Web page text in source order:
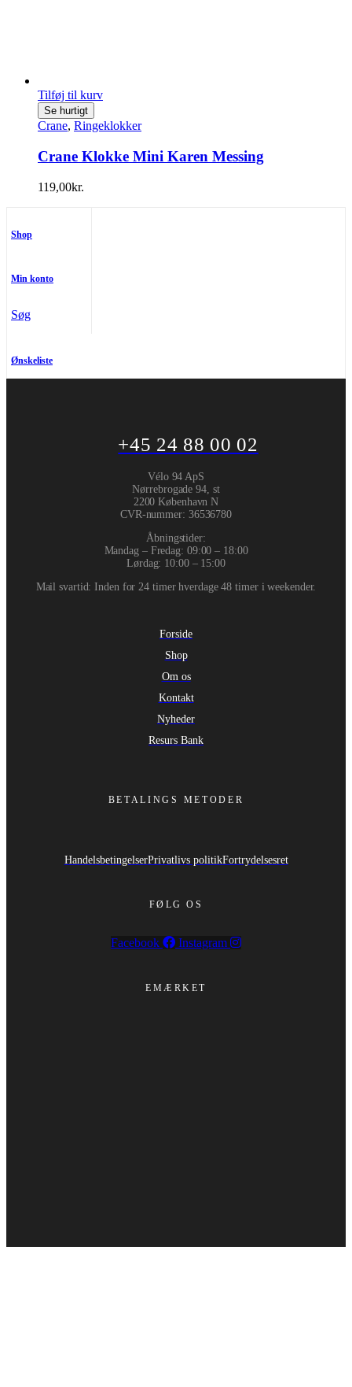
Tilføj til kurv
Se hurtigt
Crane, Ringeklokker
Crane Klokke Mini Karen Messing
119,00kr.
Shop
Min konto
Søg
Ønskeliste
+45 24 88 00 02
Vélo 94 ApS
Nørrebrogade 94, st
2200 København N
CVR-nummer: 36536780
Åbningstider:
Mandag – Fredag: 09:00 – 18:00
Lørdag: 10:00 – 15:00
Mail svartid: Inden for 24 timer hverdage 48 timer i weekender.
Forside
Shop
Om os
Kontakt
Nyheder
Resurs Bank
BETALINGS METODER
HandelsbetingelserPrivatlivs politikFortrydelsesret
FØLG OS
Facebook Instagram
EMÆRKET